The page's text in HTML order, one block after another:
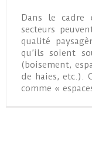
Dans le cadre
secteurs
qualité
qu’ils soient
(boisement,
de haies, etc.).
comme «